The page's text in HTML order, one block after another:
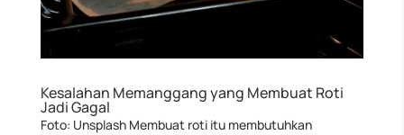
Kesalahan Memanggang yang Membuat Roti
Jadi Gagal
Foto: Unsplash Membuat roti itu membutuhkan